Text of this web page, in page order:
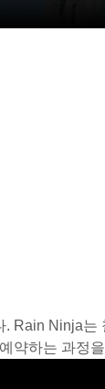
Rain Ninja
약하는 과정